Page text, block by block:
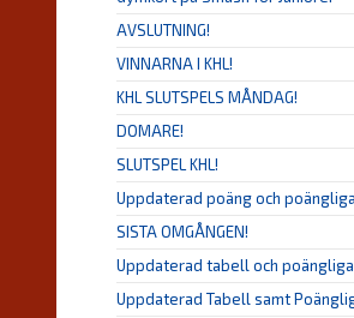
AVSLUTNING!
VINNARNA I KHL!
KHL SLUTSPELS MÅNDAG!
DOMARE!
SLUTSPEL KHL!
Uppdaterad poäng och poängliga
SISTA OMGÅNGEN!
Uppdaterad tabell och poängliga
Uppdaterad Tabell samt